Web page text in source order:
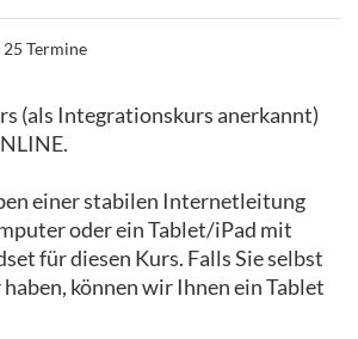
25 Termine
(als Integrationskurs anerkannt)
einer stabilen Internetleitung
oder ein Tablet/iPad mit
für diesen Kurs. Falls Sie selbst
können wir Ihnen ein Tablet